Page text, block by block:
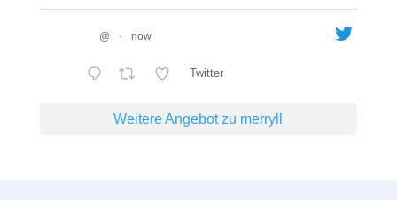
@ · now
Twitter
Weitere Angebot zu merryll